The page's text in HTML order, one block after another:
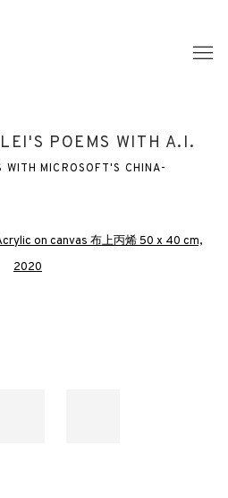
POEMS WITH A.I.
WITH MICROSOFT'S CHINA-
image in a popup: